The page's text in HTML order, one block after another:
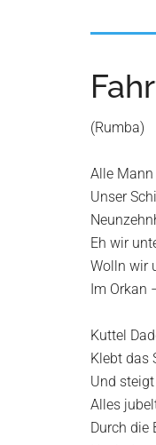
e.V.
und
rund
das
in
Wurzen
(Rumba)
Alle Mann
Unser
Eh wir
Wolln wir
Im Orkan
Kuttel
Klebt das
Und
Alles
Durch die